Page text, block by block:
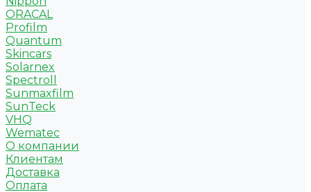
ORACAL
Profilm
Quantum
Skincars
Solarnex
Spectroll
Sunmaxfilm
SunTeck
VHQ
Wematec
О компании
Клиентам
Доставка
Оплата